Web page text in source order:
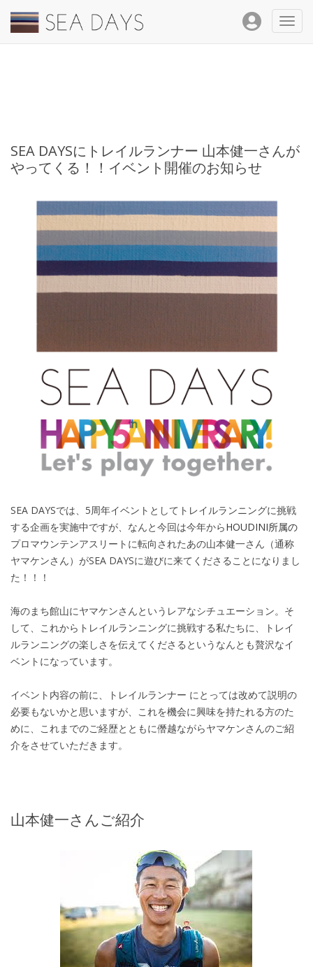
SEA DAYSにトレイルランナー 山本健一さんが
やってくる！！イベント開催のお知らせ
SEA DAYSでは、 5周年イベントとしてトレイルランニングに挑戦
する企画を実施中ですが、なんと今回は今年からHOUDINI所属の
プロマウンテンアスリートに転向されたあの山本健一さん（通称
ヤマケンさん）がSEA DAYSに遊びに来てくださることになりまし
た！！！
海のまち館山にヤマケンさんというレアなシチュエーション。そ
して、これからトレイルランニングに挑戦する私たちに、トレイ
ルランニングの楽しさを伝えてくださるというなんとも贅沢なイ
ベントになっています。
イベント内容の前に、トレイルランナー にとっては改めて説明の
必要もないかと思いますが、これを機会に興味を持たれる方のた
めに、これまでのご経歴とともに僭越ながらヤマケンさんのご紹
介をさせていただきます。
山本健一さんご紹介